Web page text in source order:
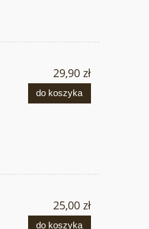
29,90 zł
do koszyka
25,00 zł
do koszyka